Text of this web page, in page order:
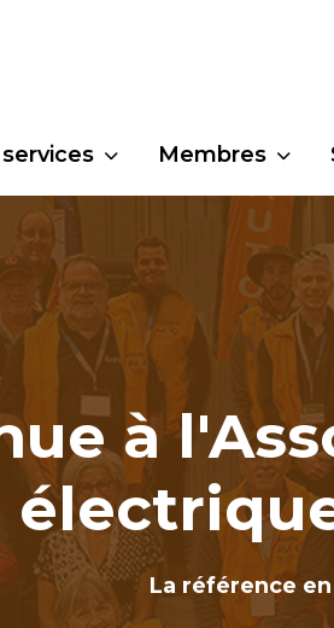
Membres
à
La référence